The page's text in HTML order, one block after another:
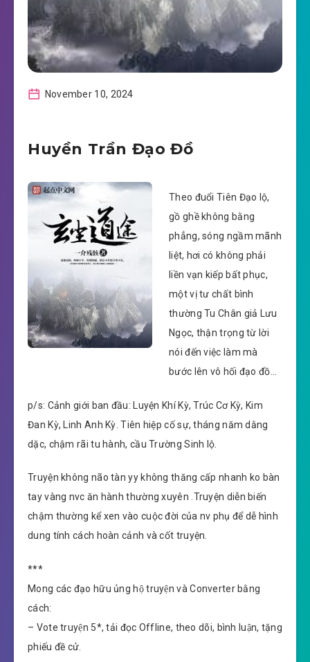
November 10, 2024
Huyền Trần Đạo Đồ
Theo đuổi Tiên Đạo lộ,
gồ ghề không bằng
phẳng, sóng ngầm mãnh
liệt, hơi có không phải
liền vạn kiếp bất phục,
một vị tư chất bình
thường Tu Chân giả Lưu
Ngọc, thận trọng từ lời
nói đến việc làm mà
bước lên vô hối đạo đồ…
p/s: Cảnh giới ban đầu: Luyện Khí Kỳ, Trúc Cơ Kỳ, Kim
Đan Kỳ, Linh Anh Kỳ. Tiên hiệp cố sự, tháng năm dằng
dặc, chậm rãi tu hành, cầu Trường Sinh lộ.
Truyện không não tàn yy không thăng cấp nhanh ko bàn
tay vàng nvc ăn hành thường xuyên .Truyện diễn biến
chậm thường kể xen vào cuộc đời của nv phụ để dễ hình
dung tính cách hoàn cảnh và cốt truyện.
***
Mong các đạo hữu ủng hộ truyện và Converter bằng
cách:
– Vote truyện 5*, tải đọc Offline, theo dõi, bình luận, tặng
phiếu đề cử.